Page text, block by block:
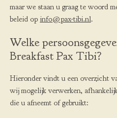
maar we staan u graag te woord
beleid op info@pax-tibi.nl.
Welke
Breakfast Pax Tibi?
Hieronder vindt u een overzicht
wij mogelijk verwerken,
die u afneemt of gebruikt: